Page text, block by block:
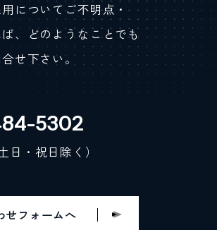
についてご不明点・
、どのようなことでも
せ下さい。
5302
日・祝日除く）
せフォームへ